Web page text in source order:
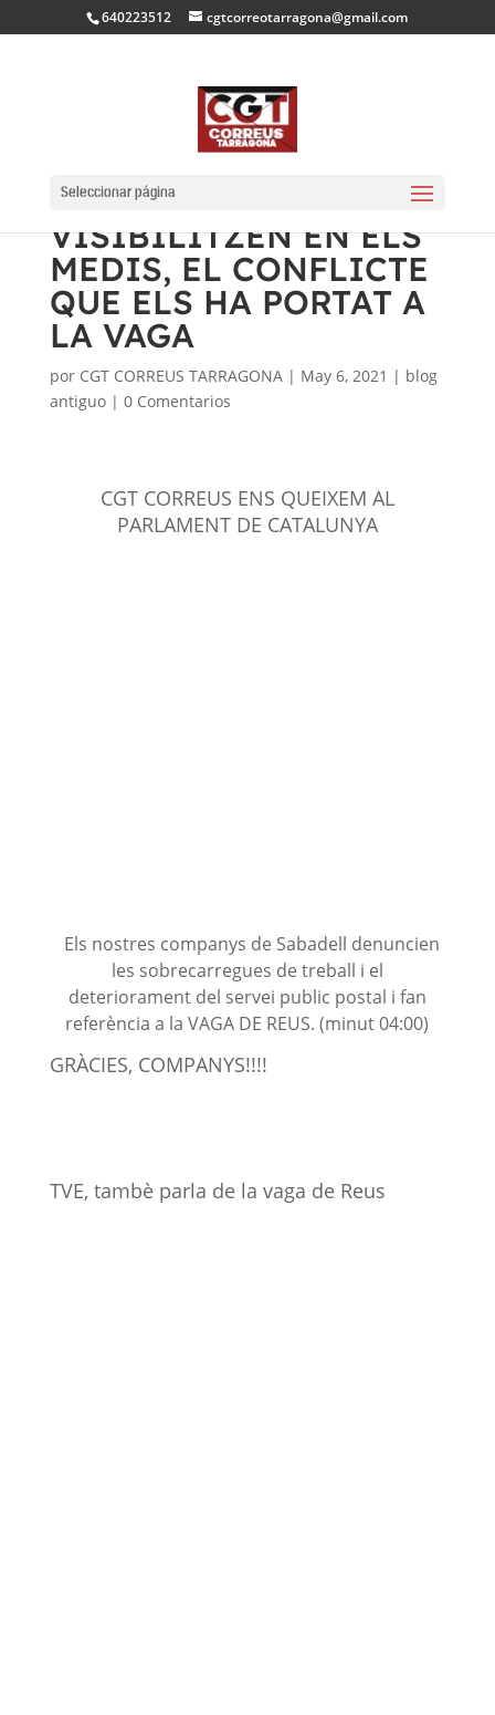
640223512 cgtcorreotarragona@gmail.com
Seleccionar página
UR, USE I URP DE REUS
VISIBILITZEN EN ELS
MEDIS, EL CONFLICTE
QUE ELS HA PORTAT A
LA VAGA
por CGT CORREUS TARRAGONA| May 6, 2021 | blog
antiguo| 0 Comentarios
CGT CORREUS ENS QUEIXEM AL
PARLAMENT DE CATALUNYA
Els nostres companys de Sabadell denuncien
les sobrecarregues de treball i el
deteriorament del servei public postal i fan
referència a la VAGA DE REUS. (minut 04:00)
GRÀCIES, COMPANYS!!!!
TVE, tambè parla de la vaga de Reus